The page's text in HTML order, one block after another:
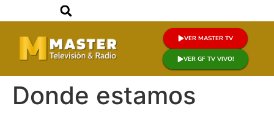
VER MASTER TV
VER GF TV VIVO!
Donde estamos